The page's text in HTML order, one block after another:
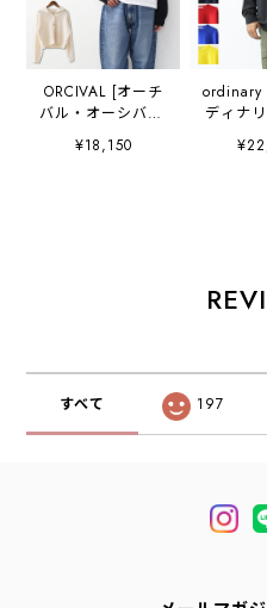
ORCIVAL [オーチ
バル・オーシバル]
W Sailor Collar
Knit Cardigan
¥18,150
ordinary
ディナ
ツ]
[KN014]
LADY'S
すべて 197